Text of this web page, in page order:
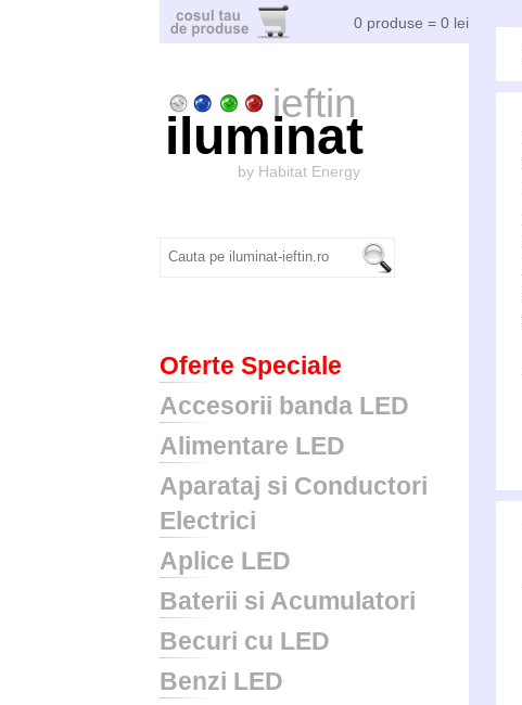
0 produse = 0 lei
ieftin
iluminat
by Habitat Energy
Oferte Speciale
Accesorii banda LED
Alimentare LED
Aparataj si Conductori
Electrici
Aplice LED
Baterii si Acumulatori
Becuri cu LED
Benzi LED